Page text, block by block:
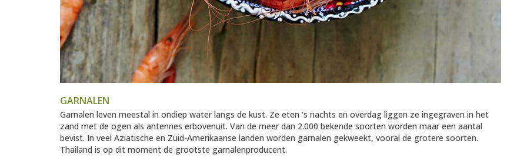
GARNALEN
Garnalen leven meestal in ondiep water langs de kust. Ze eten 's nachts en overdag liggen ze ingegraven in het
zand met de ogen als antennes erbovenuit. Van de meer dan 2.000 bekende soorten worden maar een aantal
bevist. In veel Aziatische en Zuid-Amerikaanse landen worden garnalen gekweekt, vooral de grotere soorten.
Thailand is op dit moment de grootste garnalenproducent.